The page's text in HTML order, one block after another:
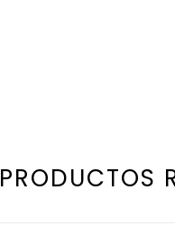
PRODUCTOS